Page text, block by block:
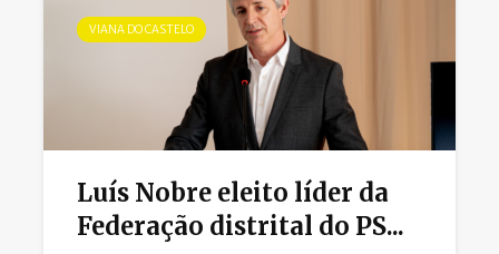
VIANA DO CASTELO
Luís Nobre eleito líder da
Federação distrital do PS...